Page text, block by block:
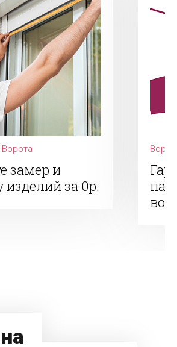
замер и
изделий за 0р.